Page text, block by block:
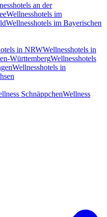
an der
Wellnesshotels im
Wellnesshotels im Bayerischen
in NRWWellnesshotels in
WürttembergWellnesshotels
Wellnesshotels in
SchnäppchenWellness